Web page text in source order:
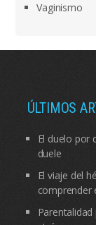
Vaginismo
ÚLTIMOS
El duelo por
duele
El viaje del
comprender